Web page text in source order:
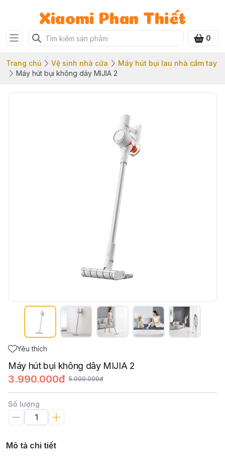
Xiaomi Phan Thiết
0
Trang chủ Vệ sinh nhà cửa
Máy hút bụi lau nhà cầm tay
Máy hút bụi không dây MIJIA 2
Yêu thích
Máy hút bụi không dây MIJIA 2
3.990.000đ 5.000.000đ
Số lượng
Mô tả chi tiết